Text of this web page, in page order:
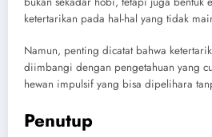
ketertarikan pada hal-hal yang tidak
Namun, penting dicatat bahwa
diimbangi dengan pengetahuan yang
hewan impulsif yang bisa dipelihara
Penutup